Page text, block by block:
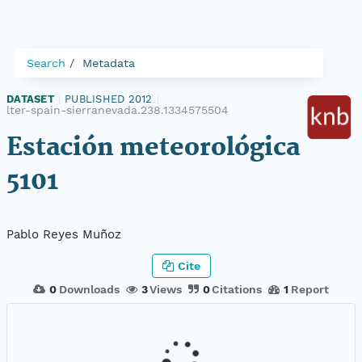
Search Metadata
DATASET PUBLISHED 2012
lter-spain-sierranevada.238.1334575504
Estación meteorológica
5101
Pablo Reyes Muñoz
0 Downloads 3Views 0Citations 1 Report
Cite